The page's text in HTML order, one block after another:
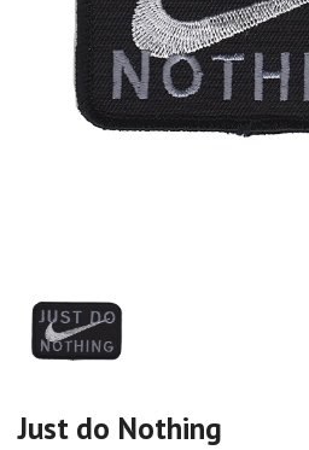
Just do Nothing